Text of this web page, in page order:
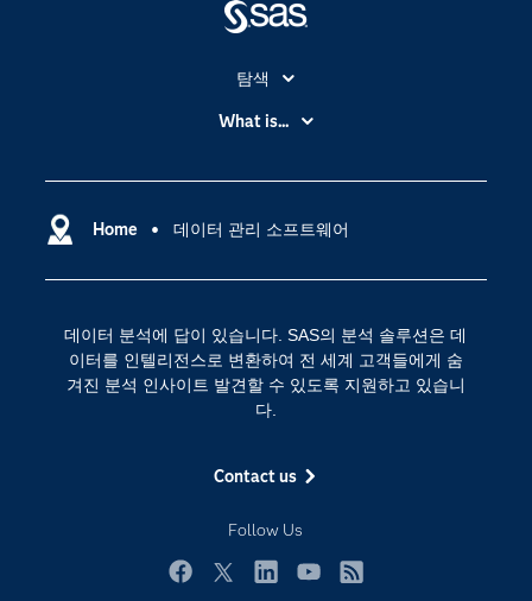
Home 데이터 관리 소프트웨어
데이터 분석에 답이 있습니다. SAS의 분석 솔루션은 데
이터를 인텔리전스로 변환하여 전 세계 고객들에게 숨
겨진 분석 인사이트 발견할 수 있도록 지원하고 있습니
다.
Contact us
Follow Us
탐색
My SAS
SAS Viya
SAS 이벤트 정보
Training
개발자(Developers)
교육 전문가
산업별
솔루션 (Solutions)
What is...
디지털 트랜스포메이션
클라우드 컴퓨팅